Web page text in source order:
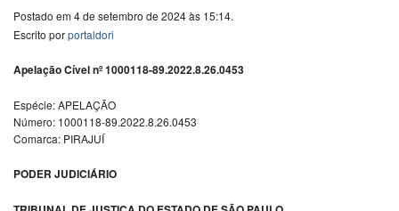
Postado em 4 de setembro de 2024 às 15:14.
Escrito porportaldori
Apelação Cível nº 1000118-89.2022.8.26.0453
Espécie: APELAÇÃO
Número: 1000118-89.2022.8.26.0453
Comarca: PIRAJUÍ
PODER JUDICIÁRIO